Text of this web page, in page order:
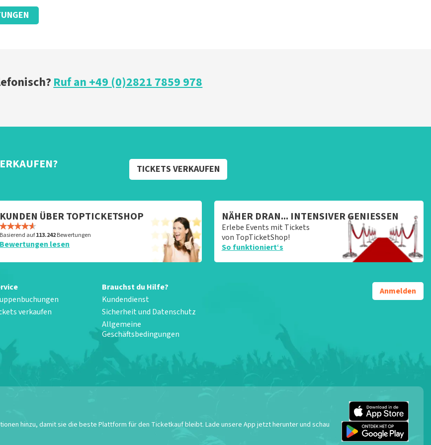
Ruf an +49 (0)2821 7859 978
TICKETS VERKAUFEN
KUNDEN ÜBER TOPTICKETSHOP
Basierend auf113.242Bewertungen
Bewertungen lesen
NÄHER DRAN... INTENSIVER GENIESSEN
Erlebe Events mit Tickets
von TopTicketShop!
So funktioniert‘s
verkaufen
Brauchst du Hilfe?
Kundendienst
Sicherheit und Datenschutz
Allgemeine
Geschäftsbedingungen
Anmelden
hinzu, damit sie die beste Plattform für den Ticketkauf bleibt. Lade unsere App jetzt herunter und schau